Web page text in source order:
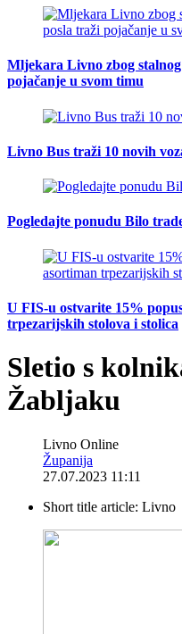
Mljekara Livno zbog
pojačanje u svom timu
Livno Bus traži 10 novih
Pogledajte ponudu Bilo
U FIS-u ostvarite 15%
trpezarijskih stolova i stolica
Sletio s
Žabljaku
Livno Online
Županija
27.07.2023 11:11
Short title article: Livno